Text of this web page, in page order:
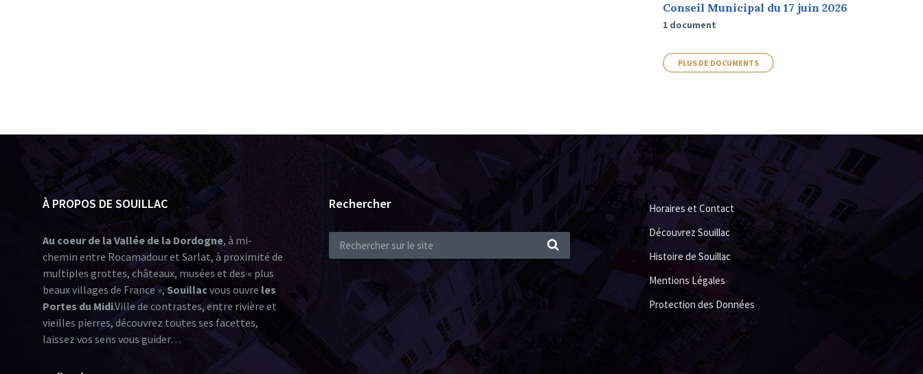
Conseil Municipal du 17 juin 2026
1 document
PLUS DE DOCUMENTS
À PROPOS DE SOUILLAC
Au coeur de la Vallée de la Dordogne, à mi-
chemin entre Rocamadour et Sarlat, à proximité de
multiples grottes, châteaux, musées et des « plus
beaux villages de France »,Souillacvous ouvre les
Portes du Midi.Ville de contrastes, entre rivière et
vieilles pierres, découvrez toutes ses facettes,
laissez vos sens vous guider…
Rechercher
Horaires et Contact
Découvrez Souillac
Histoire de Souillac
Mentions Légales
Protection des Données